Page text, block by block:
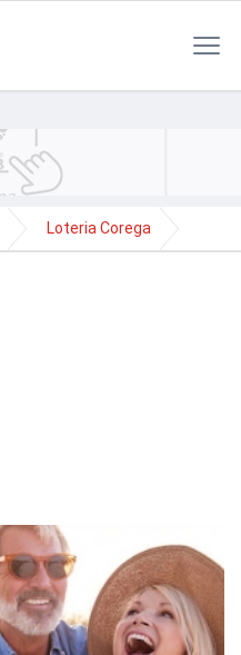
Loteria Corega